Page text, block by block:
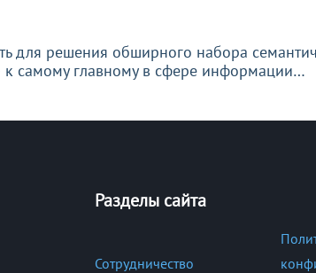
для решения обширного набора
к самому главному в сфере информации…
Разделы сайта
Сотрудничество